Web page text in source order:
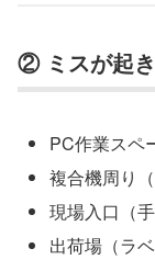
② ミスが起
PC作業スペ
複合機周り
現場入口（手
出荷場（ラ